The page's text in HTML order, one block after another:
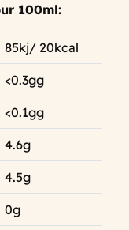
100ml:
85kj/ 20kcal
<0.3gg
<0.1gg
4.6g
4.5g
0g